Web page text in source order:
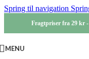
Spring til navigation
Fragtpriser fra 29 kr
MENU